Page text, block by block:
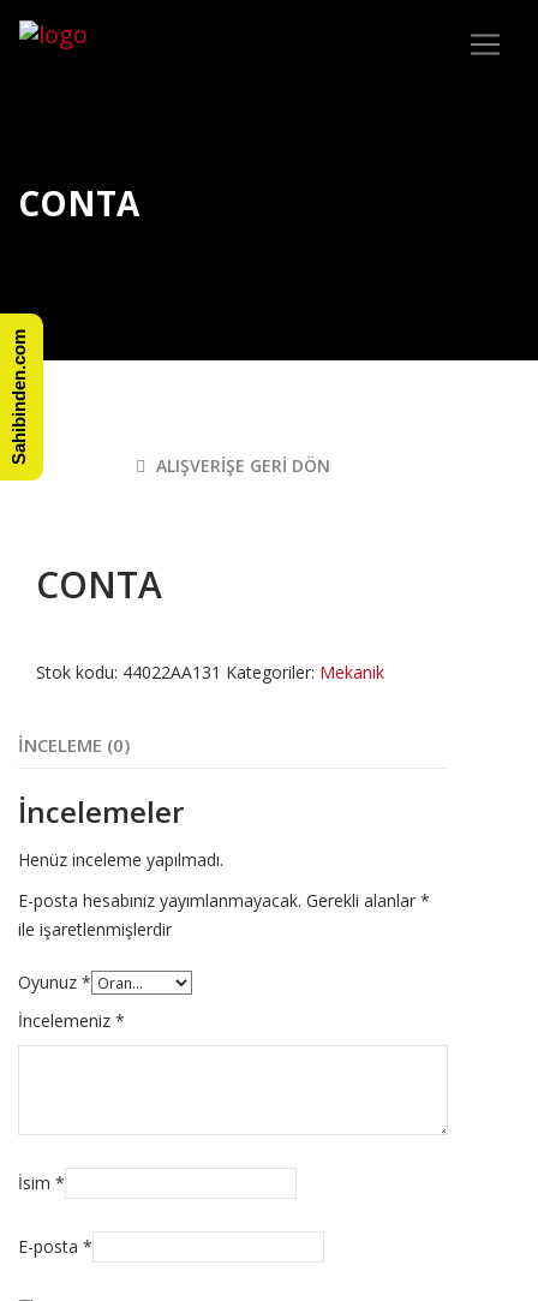
CONTA
ALIŞVERIŞE GERI DÖN
CONTA
Stok kodu: 44022AA131 Kategoriler: Mekanik
İNCELEME (0)
İncelemeler
Henüz inceleme yapılmadı.
E-posta hesabınız yayımlanmayacak. Gerekli alanlar *
ile işaretlenmişlerdir
Oyunuz *
İncelemeniz *
İsim *
E-posta *
Sahibinden.com